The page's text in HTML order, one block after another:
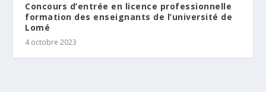
Concours d’entrée en licence professionnelle
formation des enseignants de l’université de
Lomé
4 octobre 2023